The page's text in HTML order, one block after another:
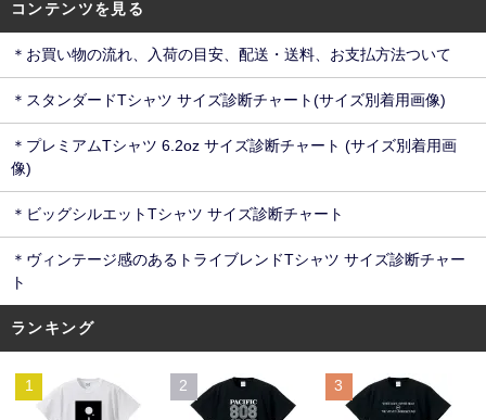
コンテンツを見る
＊お買い物の流れ、入荷の目安、配送・送料、お支払方法ついて
＊スタンダードTシャツ サイズ診断チャート(サイズ別着用画像)
＊プレミアムTシャツ 6.2oz サイズ診断チャート (サイズ別着用画
像)
＊ビッグシルエットTシャツ サイズ診断チャート
＊ヴィンテージ感のあるトライブレンドTシャツ サイズ診断チャー
ト
ランキング
1 2 3